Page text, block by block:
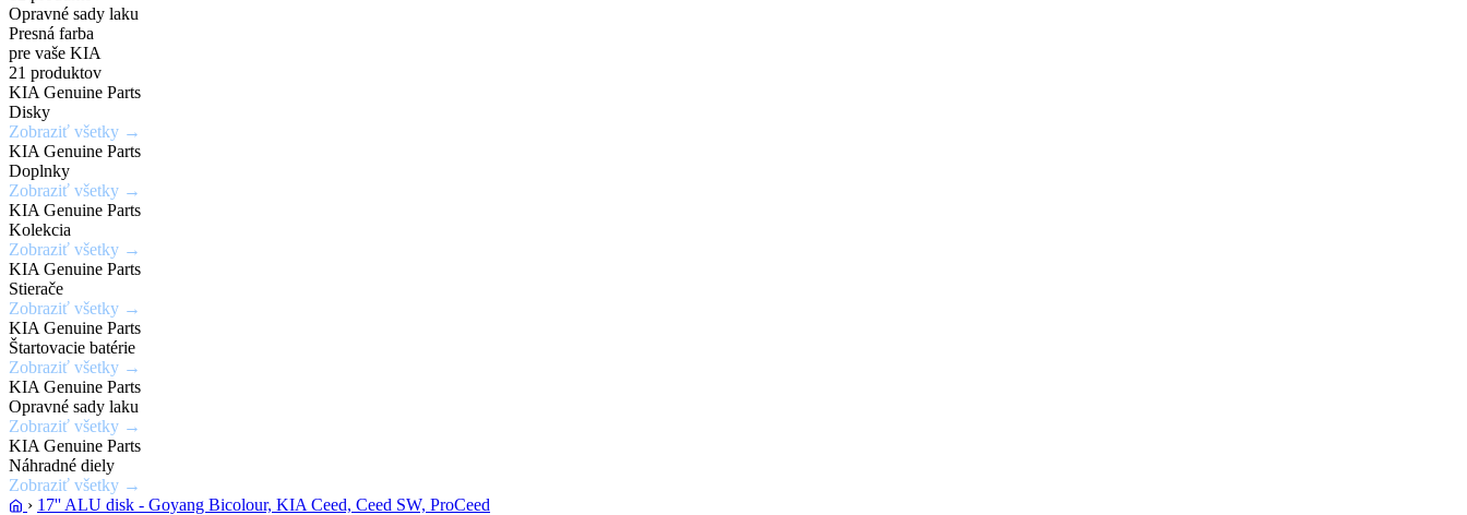
Získaj
výhody,
ktoré
inde
nedostaneš
Zaregistrovať
sa
zistite
aktuálnu
cenu
a
dostupnosť
Vyhľadať
diel
Kúpiť
teraz
odolné
voči
krúteniu
alebo
ohýbaniu
Zobraziť
ponuku
a
eleganciou
Kúpiť
teraz
riešenie
pre
rýchle
a
jednoduché
opravy
drobných
poškodení
laku
karosérie
Zobraziť
ponuku
Opravné sady laku
Presná farba
pre vaše KIA
21 produktov
KIA Genuine Parts
Disky
Zobraziť všetky →
KIA Genuine Parts
Doplnky
Zobraziť všetky →
KIA Genuine Parts
Kolekcia
Zobraziť všetky →
KIA Genuine Parts
Stierače
Zobraziť všetky →
KIA Genuine Parts
Štartovacie batérie
Zobraziť všetky →
KIA Genuine Parts
Opravné sady laku
Zobraziť všetky →
KIA Genuine Parts
Náhradné diely
Zobraziť všetky →
› 17'' ALU disk - Goyang Bicolour, KIA Ceed, Ceed SW, ProCeed